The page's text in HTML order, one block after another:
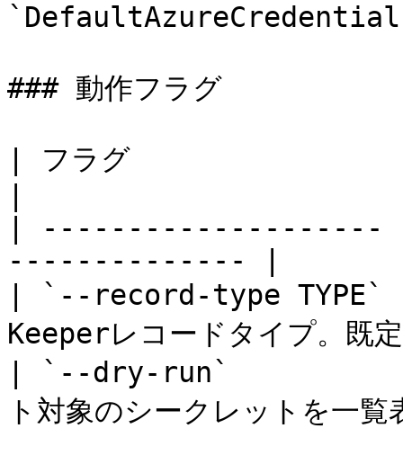
`DefaultAzureCredential`
### 動作フラグ
| フラグ
|
-------------- |
| `--record-type TYPE` |
Keeperレコードタイプ。
| `--dry-run`          | レ
ト対象のシークレットを